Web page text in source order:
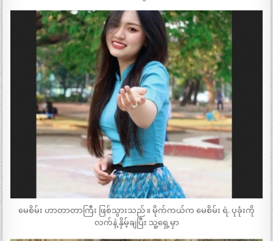
မေစိမ်း ဟာတာတာကြီး ဖြစ်သွားသည် ။ မိုက်ကယ်က မေစိမ်း ရဲ. ပုခုံးကို
လက်နဲ့ နှိမ့်ချပြီး သူ့ရှေ့မှာ